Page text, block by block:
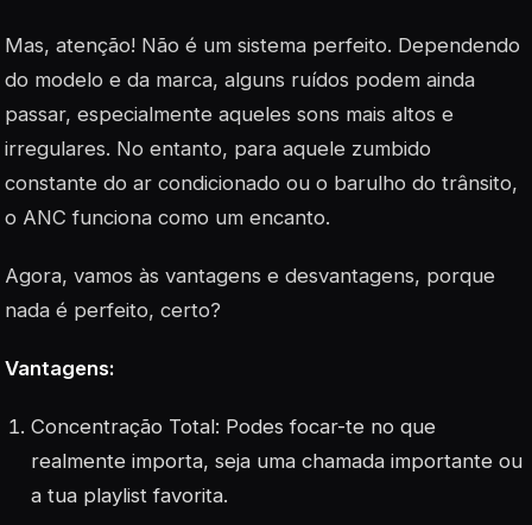
Mas, atenção! Não é um sistema perfeito. Dependendo
do modelo e da marca, alguns ruídos podem ainda
passar, especialmente aqueles sons mais altos e
irregulares. No entanto, para aquele zumbido
constante do ar condicionado ou o barulho do trânsito,
o ANC funciona como um encanto.
Agora, vamos às vantagens e desvantagens, porque
nada é perfeito, certo?
Vantagens:
Concentração Total: Podes focar-te no que
realmente importa, seja uma chamada importante ou
a tua playlist favorita.